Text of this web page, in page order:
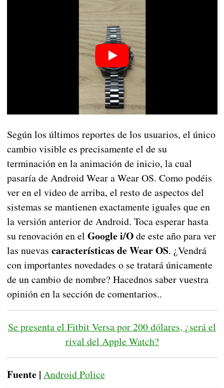
Según los últimos reportes de los usuarios, el único
cambio visible es precisamente el de su
terminación en la animación de inicio, la cual
pasaría de Android Wear a Wear OS. Como podéis
ver en el video de arriba, el resto de aspectos del
sistemas se mantienen exactamente iguales que en
la versión anterior de Android. Toca esperar hasta
su renovación en el Google i/Ode este año para ver
las nuevas características de Wear OS. ¿Vendrá
con importantes novedades o se tratará únicamente
de un cambio de nombre? Hacednos saber vuestra
opinión en la sección de comentarios..
Se presenta el Fitbit Versa por 200 dólares, ¿será el
rival del Apple Watch?
Fuente | Android Police